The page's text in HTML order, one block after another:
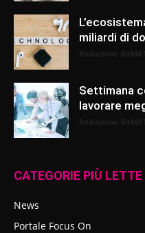
miliardi di
Settimana
lavorare
CATEGORIE PIÙ LETTE
News
Portale Focus On